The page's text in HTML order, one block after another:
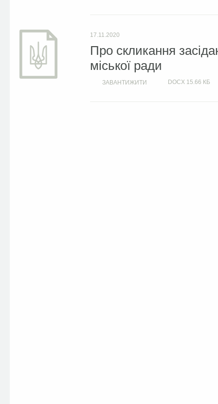
17.11.2020
Про скликання
міської ради
ЗАВАНТИЖИТИ DOCX 15.66 КБ